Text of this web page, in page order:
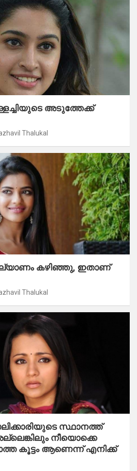
അടുത്തേക്ക്
Thalukal
കഴിഞ്ഞു, ഇതാണ്
Thalukal
സ്ഥാനത്ത്
നീയൊക്കെ
കൂട്ടം ആണെന്ന് എനിക്ക്